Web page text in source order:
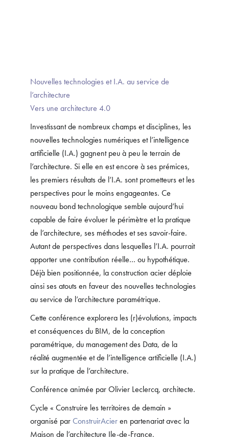
Nouvelles technologies et I.A. au service de
l’architecture
Vers une architecture 4.0
Investissant de nombreux champs et disciplines, les
nouvelles technologies numériques et l’intelligence
artificielle (I.A.) gagnent peu à peu le terrain de
l’architecture. Si elle en est encore à ses prémices,
les premiers résultats de l’I.A. sont prometteurs et les
perspectives pour le moins engageantes. Ce
nouveau bond technologique semble aujourd’hui
capable de faire évoluer le périmètre et la pratique
de l’architecture, ses méthodes et ses savoir-faire.
Autant de perspectives dans lesquelles l’I.A. pourrait
apporter une contribution réelle… ou hypothétique.
Déjà bien positionnée, la construction acier déploie
ainsi ses atouts en faveur des nouvelles technologies
au service de l’architecture paramétrique.
Cette conférence explorera les (r)évolutions, impacts
et conséquences du BIM, de la conception
paramétrique, du management des Data, de la
réalité augmentée et de l’intelligence artificielle (I.A.)
sur la pratique de l’architecture.
Conférence animée par Olivier Leclercq, architecte.
Cycle « Construire les territoires de demain »
organisé parConstruirAcieren partenariat avec la
Maison de l’architecture Ile-de-France.